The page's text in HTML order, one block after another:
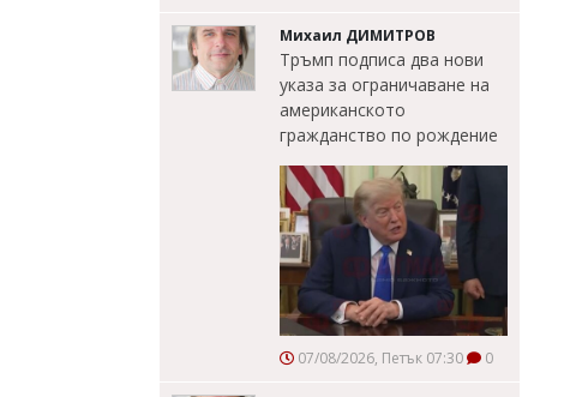
Михаил ДИМИТРОВ
Тръмп подписа два нови
указа за ограничаване на
американското
гражданство по рождение
07/08/2026, Петък 07:30 0